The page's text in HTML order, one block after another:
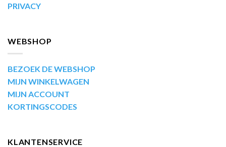
PRIVACY
WEBSHOP
BEZOEK DE WEBSHOP
MIJN WINKELWAGEN
MIJN ACCOUNT
KORTINGSCODES
KLANTENSERVICE